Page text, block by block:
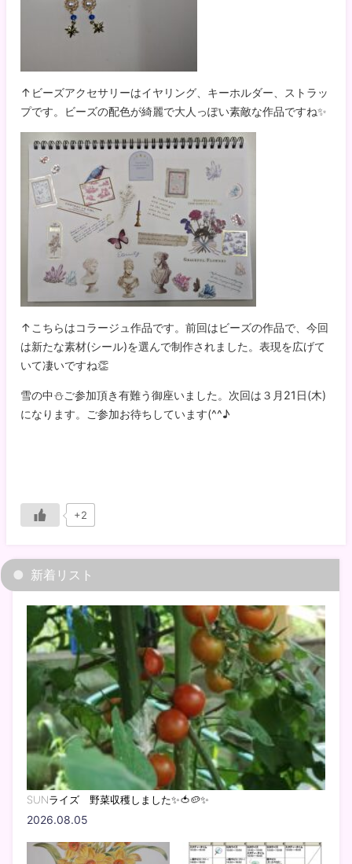
↑ビーズアクセサリーはイヤリング、キーホルダー、ストラッ
プです。ビーズの配色が綺麗で大人っぽい素敵な作品ですね✨
↑こちらはコラージュ作品です。前回はビーズの作品で、今回
は新たな素材(シール)を選んで制作されました。表現を広げて
いて凄いですね👏
雪の中⛄ご参加頂き有難う御座いました。次回は３月21日(木)
になります。ご参加お待ちしています(^^♪
+2
新着リスト
SUNライズ 野菜収穫しました✨🍅🥔✨
2026.08.05